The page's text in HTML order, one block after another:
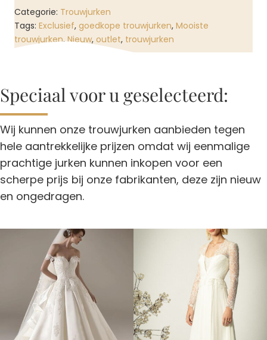
Categorie: Trouwjurken
Tags: Exclusief, goedkope trouwjurken, Mooiste
trouwjurken,Nieuw, outlet, trouwjurken
Speciaal voor u geselecteerd:
Wij kunnen onze trouwjurken aanbieden tegen
hele aantrekkelijke prijzen omdat wij eenmalige
prachtige jurken kunnen inkopen voor een
scherpe prijs bij onze fabrikanten, deze zijn nieuw
en ongedragen.